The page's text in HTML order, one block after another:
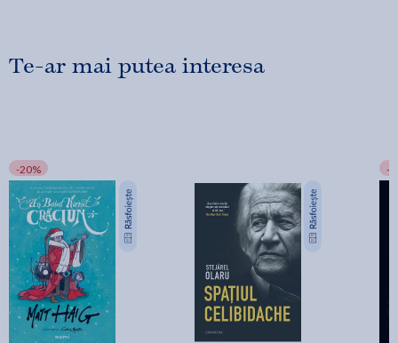
Te-ar mai putea interesa
-20% -